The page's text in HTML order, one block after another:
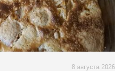
8 августа 2026